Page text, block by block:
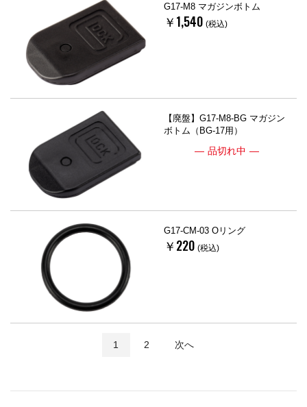
G17-M8 マガジンボトム
￥1,540 (税込)
【廃盤】G17-M8-BG マガジン
ボトム（BG-17用）
品切れ中
G17-CM-03 Oリング
￥220 (税込)
1 2 次へ